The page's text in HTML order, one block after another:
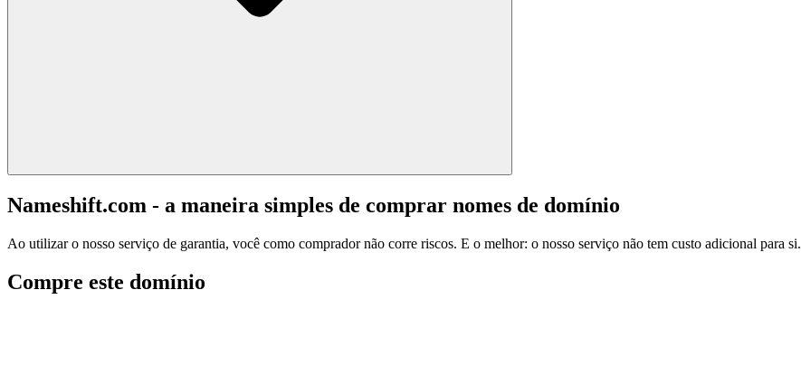
Nameshift.com - a maneira simples de comprar nomes de domínio
Ao utilizar o nosso serviço de garantia, você como comprador não corre riscos. E o melhor: o nosso serviço não tem custo adicional para si.
Compre este domínio